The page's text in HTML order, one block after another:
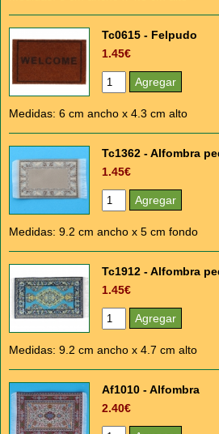
Tc0615 - Felpudo
1.45€
Medidas: 6 cm ancho x 4.3 cm alto
Tc1362 - Alfombra
1.45€
Medidas: 9.2 cm ancho x 5 cm fondo
Tc1912 - Alfombra
1.45€
Medidas: 9.2 cm ancho x 4.7 cm alto
Af1010 - Alfombra
2.40€